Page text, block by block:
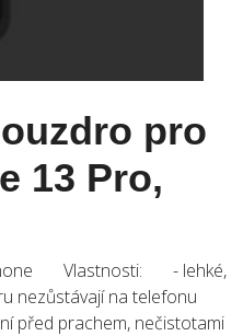
pro
13 Pro,
Vlastnosti: - lehké,
nezůstávají na telefonu
před prachem, nečistotami